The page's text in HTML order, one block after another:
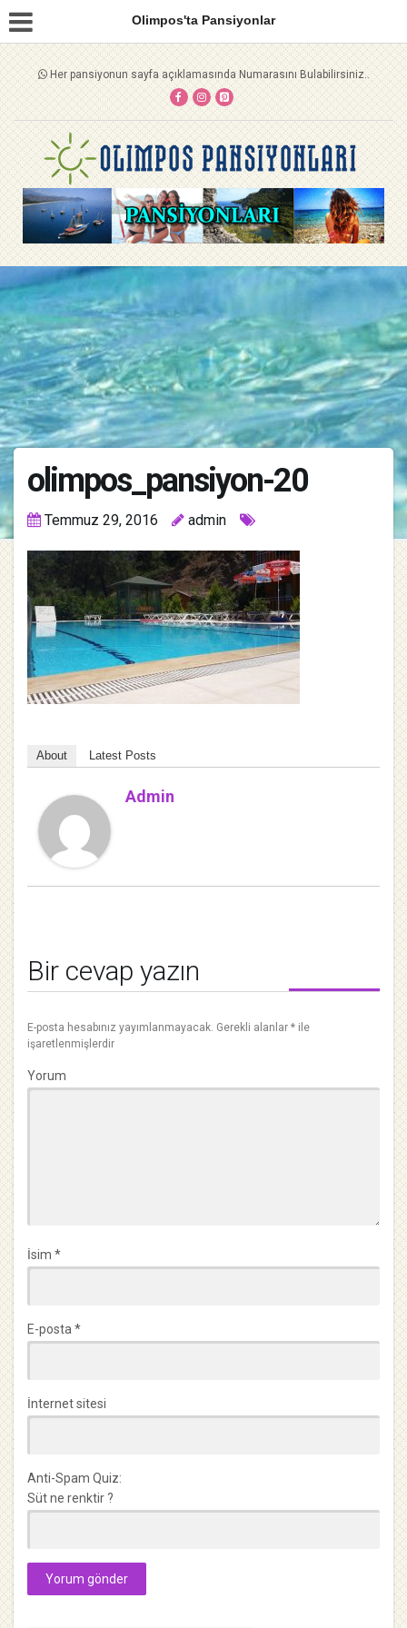
Olimpos'ta Pansiyonlar
Her pansiyonun sayfa açıklamasında Numarasını Bulabilirsiniz..
olimpos_pansiyon-20
Temmuz 29, 2016 admin
About Latest Posts
Admin
Bir cevap yazın
E-posta hesabınız yayımlanmayacak. Gerekli alanlar * ile
işaretlenmişlerdir
Yorum
İsim *
E-posta *
İnternet sitesi
Anti-Spam Quiz:
Süt ne renktir ?